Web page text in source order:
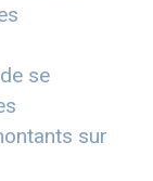
se
sur